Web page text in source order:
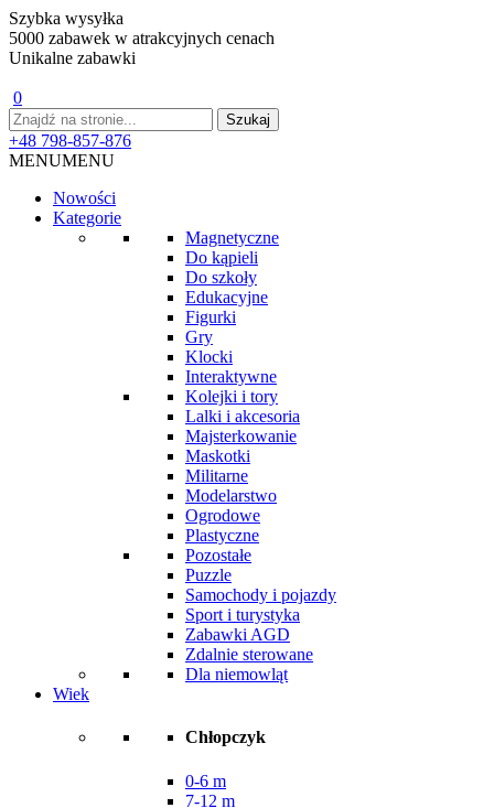
Szybka wysyłka
5000 zabawek w atrakcyjnych cenach
Unikalne zabawki
0
+48 798-857-876
MENUMENU
Nowości
Kategorie
Magnetyczne
Do kąpieli
Do szkoły
Edukacyjne
Figurki
Gry
Klocki
Interaktywne
Kolejki i tory
Lalki i akcesoria
Majsterkowanie
Maskotki
Militarne
Modelarstwo
Ogrodowe
Plastyczne
Pozostałe
Puzzle
Samochody i pojazdy
Sport i turystyka
Zabawki AGD
Zdalnie sterowane
Dla niemowląt
Wiek
Chłopczyk
0-6 m
7-12 m